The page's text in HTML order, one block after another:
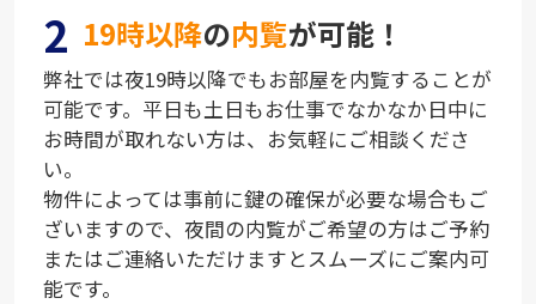
2 19時以降の内覧が可能！
弊社では夜19時以降でもお部屋を内覧することが
可能です。平日も土日もお仕事でなかなか日中に
お時間が取れない方は、お気軽にご相談くださ
い。
物件によっては事前に鍵の確保が必要な場合もご
ざいますので、夜間の内覧がご希望の方はご予約
またはご連絡いただけますとスムーズにご案内可
能です。